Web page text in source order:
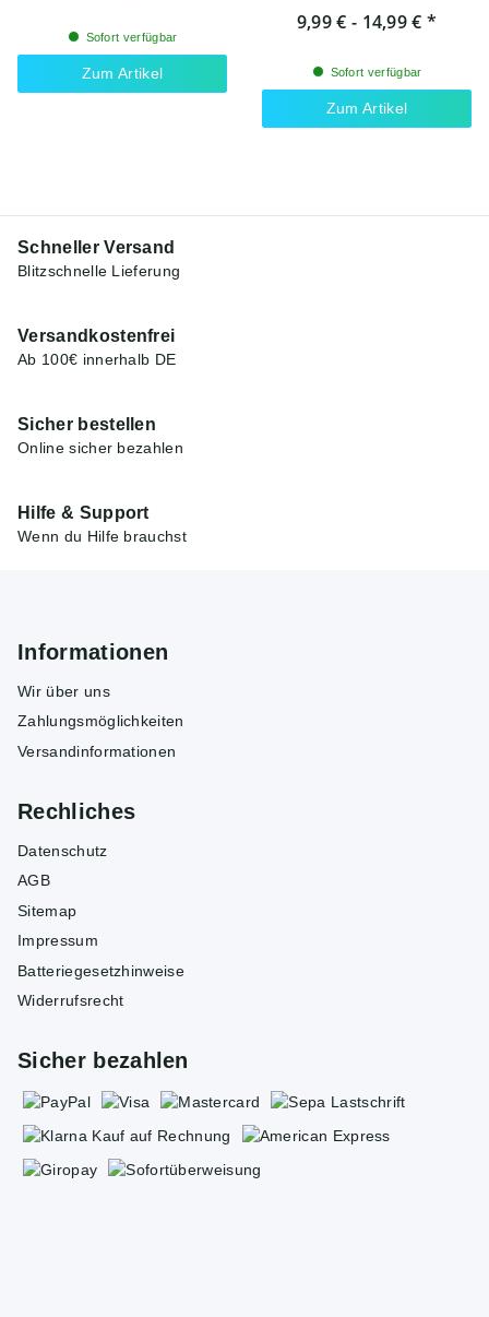
Sofort verfügbar
Zum Artikel
9,99 € - 14,99 €*
Sofort verfügbar
Zum Artikel
Schneller Versand
Blitzschnelle Lieferung
Versandkostenfrei
Ab 100€ innerhalb DE
Sicher bestellen
Online sicher bezahlen
Hilfe & Support
Wenn du Hilfe brauchst
Informationen
Wir über uns
Zahlungsmöglichkeiten
Versandinformationen
Rechliches
Datenschutz
AGB
Sitemap
Impressum
Batteriegesetzhinweise
Widerrufsrecht
Sicher bezahlen